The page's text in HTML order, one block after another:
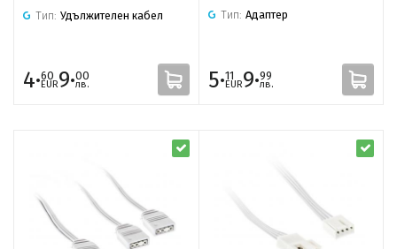
Тип: Удължителен кабел
4·60
EUR9·00
лв.
Тип: Адаптер
5·11
EUR9·99
лв.